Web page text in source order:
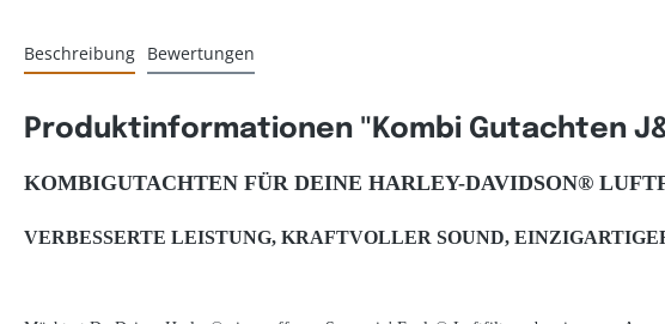
Beschreibung Bewertungen
Produktinformationen "Kombi Gutachten
KOMBIGUTACHTEN FÜR DEINE HARLEY-DAVIDSON®
VERBESSERTE LEISTUNG, KRAFTVOLLER SOUND,